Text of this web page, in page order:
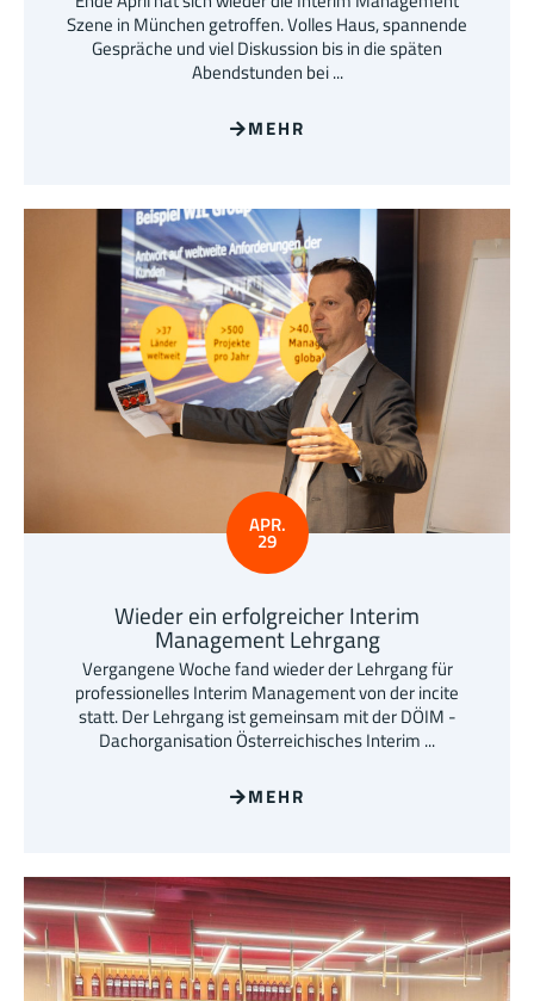
Szene in München getroffen. Volles Haus, spannende
Gespräche und viel Diskussion bis in die späten
Abendstunden bei ...
MEHR
APR.
29
Wieder ein erfolgreicher Interim
Management Lehrgang
Vergangene Woche fand wieder der Lehrgang für
professionelles Interim Management von der incite
statt. Der Lehrgang ist gemeinsam mit der DÖIM -
Dachorganisation Österreichisches Interim ...
MEHR